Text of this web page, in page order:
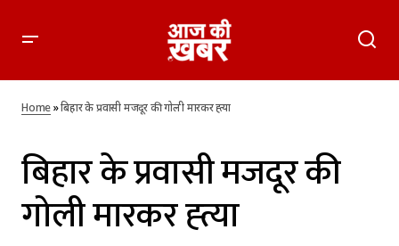
Home»बिहार के प्रवासी मजदूर की गोली मारकर ह्त्या
बिहार के प्रवासी मजदूर की
गोली मारकर ह्त्या